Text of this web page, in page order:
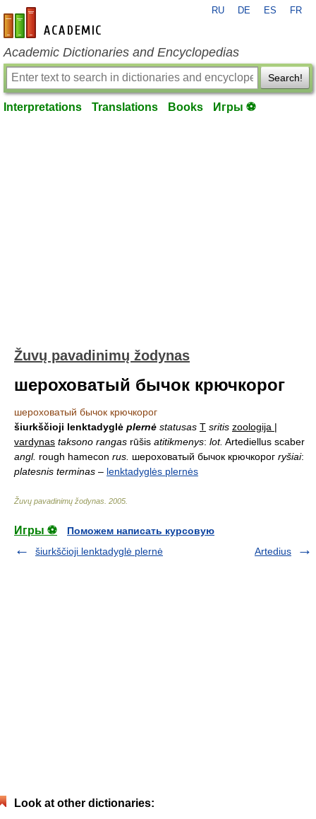
en-academic.com
RU DE ES FR
Academic Dictionaries and Encyclopedias
Search!
Interpretations Translations Books Игры ⚽
Žuvų pavadinimų žodynas
шероховатый бычок крючкорог
шероховатый бычок крючкорог
šiurkščioji lenktadyglė plernė statusas T sritis zoologija |
vardynas taksono rangas rūšis atitikmenys: lot. Artediellus scaber
angl. rough hamecon rus. шероховатый бычок крючкорог ryšiai:
platesnis terminas – lenktadyglės plernės
Žuvų pavadinimų žodynas 2005
Игры ⚽
Поможем написать курсовую
šiurkščioji lenktadyglė plernė
Artedius
Look at other dictionaries: